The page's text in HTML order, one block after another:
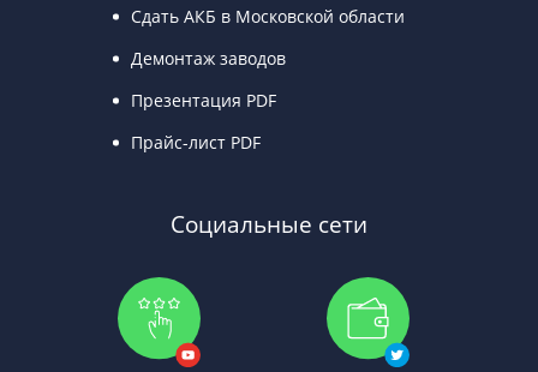
Сдать АКБ в Московской области
Демонтаж заводов
Презентация PDF
Прайс-лист PDF
Социальные сети